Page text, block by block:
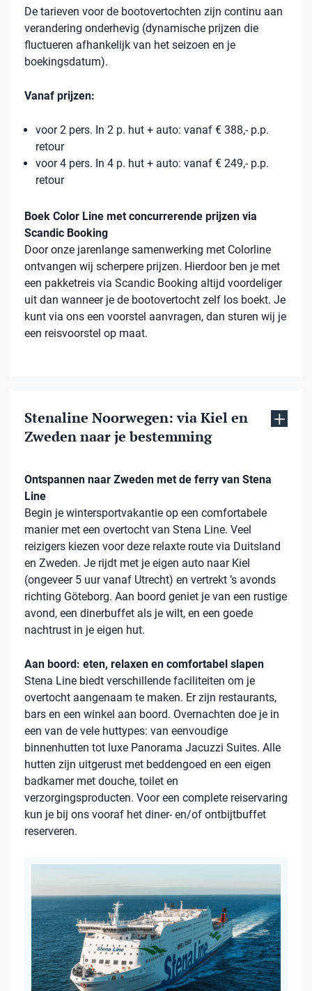
De tarieven voor de bootovertochten zijn continu aan
verandering onderhevig (dynamische prijzen die
fluctueren afhankelijk van het seizoen en je
boekingsdatum).
Vanaf prijzen:
voor 2 pers. In 2 p. hut + auto: vanaf € 388,- p.p.
retour
voor 4 pers. In 4 p. hut + auto: vanaf € 249,- p.p.
retour
Boek Color Line met concurrerende prijzen via
Scandic Booking
Door onze jarenlange samenwerking met Colorline
ontvangen wij scherpere prijzen. Hierdoor ben je met
een pakketreis via Scandic Booking altijd voordeliger
uit dan wanneer je de bootovertocht zelf los boekt. Je
kunt via ons een voorstel aanvragen, dan sturen wij je
een reisvoorstel op maat.
Stenaline Noorwegen: via Kiel en
Zweden naar je bestemming
Ontspannen naar Zweden met de ferry van Stena
Line
Begin je wintersportvakantie op een comfortabele
manier met een overtocht van Stena Line. Veel
reizigers kiezen voor deze relaxte route via Duitsland
en Zweden. Je rijdt met je eigen auto naar Kiel
(ongeveer 5 uur vanaf Utrecht) en vertrekt ’s avonds
richting Göteborg. Aan boord geniet je van een rustige
avond, een dinerbuffet als je wilt, en een goede
nachtrust in je eigen hut.
Aan boord: eten, relaxen en comfortabel slapen
Stena Line biedt verschillende faciliteiten om je
overtocht aangenaam te maken. Er zijn restaurants,
bars en een winkel aan boord. Overnachten doe je in
een van de vele huttypes: van eenvoudige
binnenhutten tot luxe Panorama Jacuzzi Suites. Alle
hutten zijn uitgerust met beddengoed en een eigen
badkamer met douche, toilet en
verzorgingsproducten. Voor een complete reiservaring
kun je bij ons vooraf het diner- en/of ontbijtbuffet
reserveren.